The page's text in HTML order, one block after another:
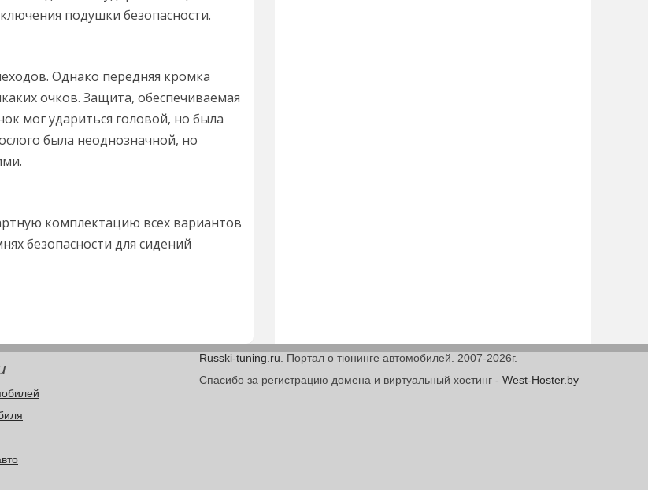
подушки безопасности.
Однако передняя кромка
очков. Защита, обеспечиваемая
мог удариться головой, но была
была неоднозначной, но
комплектацию всех вариантов
безопасности для сидений
Russki-tuning.ru . Портал о тюнинге автомобилей. 2007-2026г.
Спасибо за регистрацию домена и виртуальный хостинг - West-Hoster.by